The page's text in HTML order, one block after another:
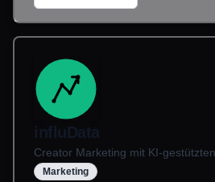
influData
Creator Marketing mit KI-
Marketing